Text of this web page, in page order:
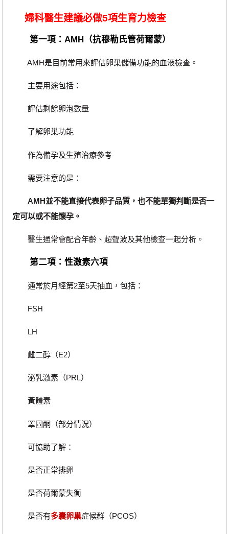
婦科醫生建議必做5項生育力檢查
第一項：AMH（抗穆勒氏管荷爾蒙）
AMH是目前常用來評估卵巢儲備功能的血液檢查。
主要用途包括：
評估剩餘卵泡數量
了解卵巢功能
作為備孕及生殖治療參考
需要注意的是：
AMH並不能直接代表卵子品質，也不能單獨判斷是否一
定可以或不能懷孕。
醫生通常會配合年齡、超聲波及其他檢查一起分析。
第二項：性激素六項
通常於月經第2至5天抽血，包括：
FSH
LH
雌二醇（E2）
泌乳激素（PRL）
黃體素
睪固酮（部分情況）
可協助了解：
是否正常排卵
是否荷爾蒙失衡
是否有多囊卵巢症候群（PCOS）